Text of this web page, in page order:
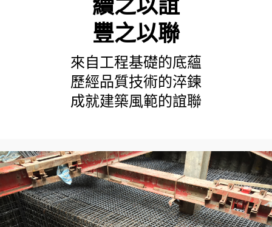
續之以誼
豐之以聯
來自工程基礎的底蘊
歷經品質技術的淬鍊
成就建築風範的誼聯